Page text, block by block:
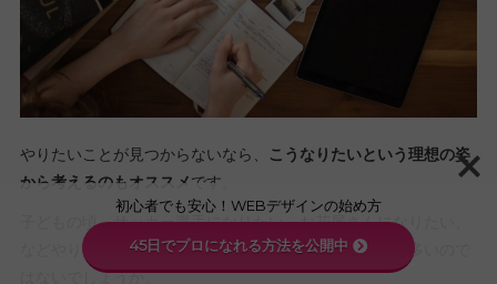
やりたいことが見つからないなら、
こうなりたいという理想の姿
から考えるのもオススメです。
子どもの頃、サッカー選手になりたい、お花屋さんになりたい、
などやりたいことよりもなりたい姿を夢にしていた人も多いので
はないでしょうか。
初心者でも安心！WEBデザインの始め方
45日でプロになれる方法を公開中